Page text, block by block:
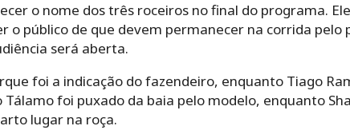
o nome dos três roceiros no final do programa.
o público de que devem permanecer na corrida pelo
será aberta.
foi a indicação do fazendeiro, enquanto Tiago
Tálamo foi puxado da baia pelo modelo, enquanto
lugar na roça.